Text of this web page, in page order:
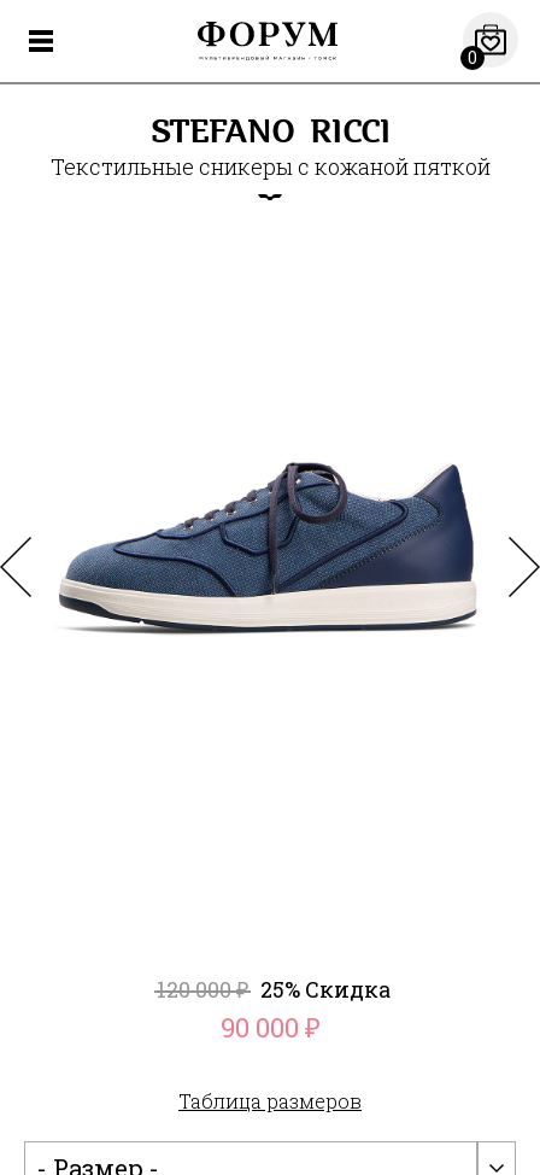
0
STEFANO RICCI
Текстильные сникеры с кожаной пяткой
120 000₽ 25% Скидка
90 000 ₽
Таблица размеров
- Размер -